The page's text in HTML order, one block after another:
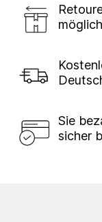
möglich
Sie
sicher